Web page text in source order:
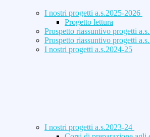
I nostri progetti a.s.2025-2026
Progetto lettura
Prospetto riassuntivo progetti
Prospetto riassuntivo progetti
I nostri progetti a.s.2024-25
I nostri progetti a.s.2023-24